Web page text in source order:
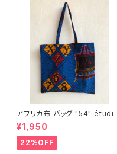
アフリカ布 バッグ "54" étudie
r アフリカンプリント パーニュ カ
ンガ キテンゲ トートバッグ エコ
バッグ ギニア フェアトレード IN
UWALIAFRICA
¥1,950
22%OFF